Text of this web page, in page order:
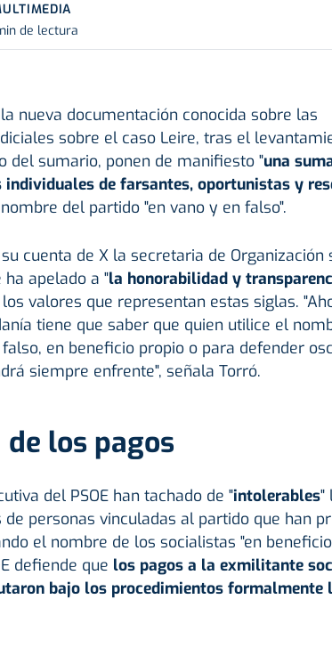
de lectura
la nueva documentación conocida sobre las
sobre el caso Leire, tras el
del sumario, ponen de manifiesto "una
de farsantes, oportunistas y
del partido "en vano y en falso".
cuenta de X la secretaria de Organización
ha apelado a "la honorabilidad y
los valores que representan estas siglas.
tiene que saber que quien utilice el
falso, en beneficio propio o para defender
siempre enfrente", señala Torró.
los pagos
del PSOE han tachado de "intolerables"
personas vinculadas al partido que han
el nombre de los socialistas "en
defiende que los pagos a la exmilitante
bajo los procedimientos formalmente